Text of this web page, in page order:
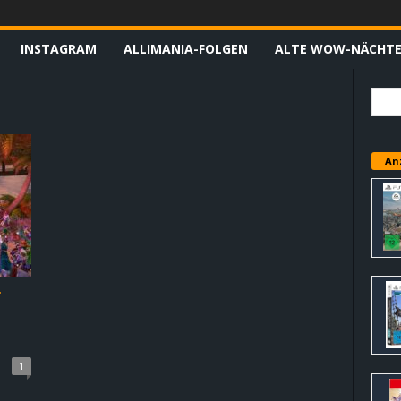
INSTAGRAM ALLIMANIA-FOLGEN ALTE WOW-NÄCHTE
1